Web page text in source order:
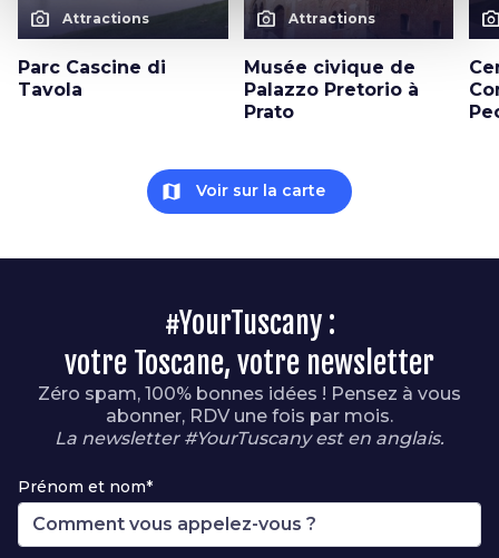
photo_camera Attractions
Parc Cascine di
Tavola
photo_camera Attractions
Musée civique de
Palazzo Pretorio à
Prato
map Voir sur la carte
#YourTuscany :
votre Toscane, votre newsletter
Zéro spam, 100% bonnes idées ! Pensez à vous
abonner, RDV une fois par mois.
La newsletter #YourTuscany est en anglais.
Prénom et nom*